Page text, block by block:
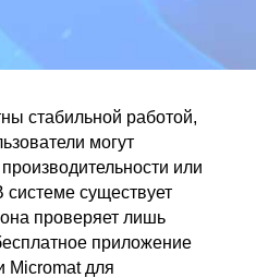
стабильной работой,
могут
или
существует
проверяет лишь
приложение
Micromat для